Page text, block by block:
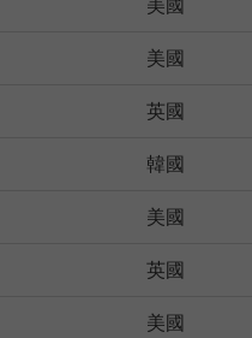
美國
英國
韓國
美國
英國
美國